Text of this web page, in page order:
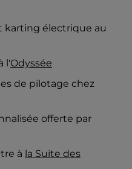
karting électrique au
l'Odyssée
de pilotage chez
offerte par
à la Suite des